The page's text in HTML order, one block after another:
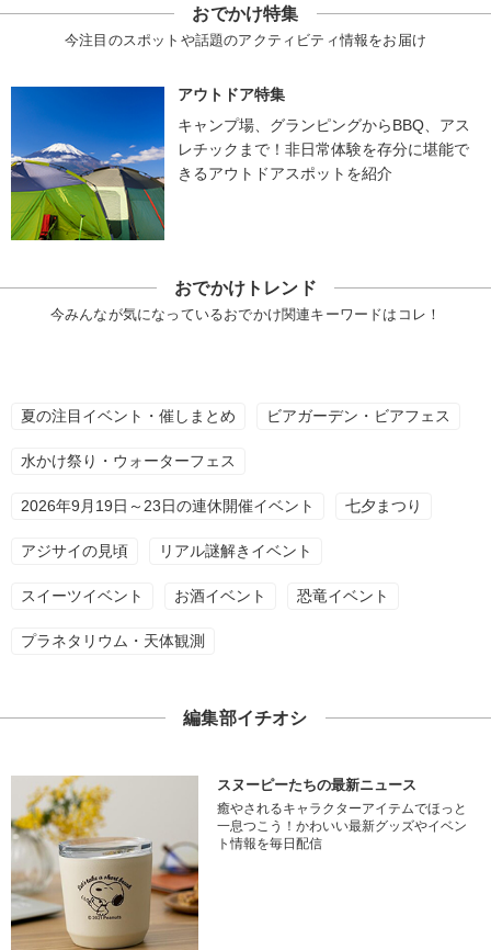
おでかけ特集
今注目のスポットや話題のアクティビティ情報をお届け
アウトドア特集
キャンプ場、グランピングからBBQ、アス
レチックまで！非日常体験を存分に堪能で
きるアウトドアスポットを紹介
おでかけトレンド
今みんなが気になっているおでかけ関連キーワードはコレ！
夏の注目イベント・催しまとめ ビアガーデン・ビアフェス
水かけ祭り・ウォーターフェス
2026年9月19日～23日の連休開催イベント 七夕まつり
アジサイの見頃 リアル謎解きイベント
スイーツイベント お酒イベント 恐竜イベント
プラネタリウム・天体観測
編集部イチオシ
スヌーピーたちの最新ニュース
癒やされるキャラクターアイテムでほっと
一息つこう！かわいい最新グッズやイベン
ト情報を毎日配信